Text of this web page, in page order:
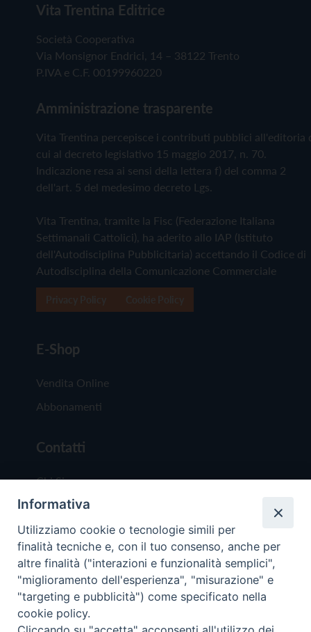
Vita Trentina Editrice
Società Cooperativa
Via Monsignor Endrici, 14 – 38122 Trento
P.IVA e C.F. 00199960220
Amministrazione trasparente
Vita Trentina percepisce i contributi pubblici all'editoria
cui al decreto legislativo 15 maggio 2017, n. 70.
Indicazione resa ai sensi della lettera f) del comma 2
dell'art. 5 del medesimo decreto Lgs.
Vita Trentina, tramite la Fisc (Federazione Italiana
Settimanali Cattolici), ha aderito allo IAP (Istituto
dell'Autodisciplina Pubblicitaria) accettando il Codice di
Autodisciplina della Comunicazione Commerciale
E-Shop
Vendita Online
Abbonamenti
Contatti
Chi Siamo
Redazione
Scrivici
Copyright © 2019 - Tutti i diritti riservati - Vita
Informativa
Utilizziamo cookie o tecnologie simili per
finalità tecniche e, con il tuo consenso, anche per
altre finalità ("interazioni e funzionalità semplici",
"miglioramento dell'esperienza", "misurazione" e
"targeting e pubblicità") come specificato nella
cookie policy.